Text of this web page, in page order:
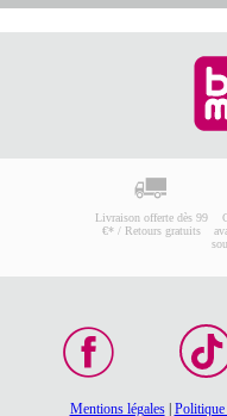
Livraison offerte dès 99
€* / Retours gratuits
Mentions légales| Politique